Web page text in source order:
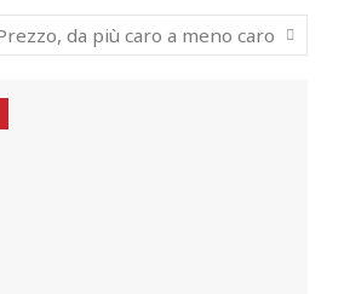
da più caro a meno caro